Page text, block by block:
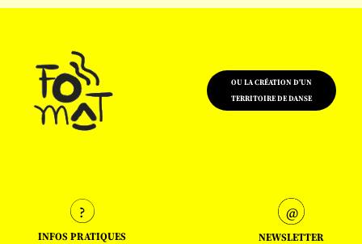
OU LA CRÉATION D'UN
TERRITOIRE DE DANSE
INFOS PRATIQUES NEWSLETTER